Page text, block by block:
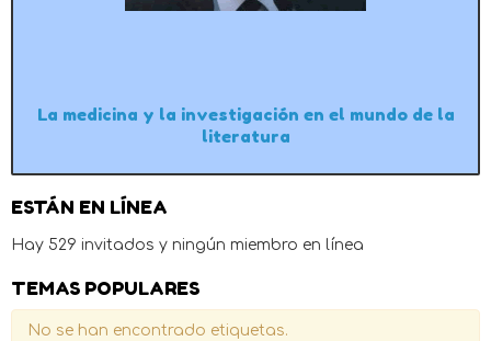
La medicina y la investigación en el mundo de la
literatura
ESTÁN EN LÍNEA
Hay 529 invitados y ningún miembro en línea
TEMAS POPULARES
No se han encontrado etiquetas.